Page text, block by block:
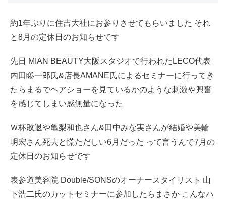
約1年ぶりに住吉大社にお参りさせてもらいました それ
と8月の定休日のお知らせです
先日 MIAN BEAUTY大阪スタジオで行われたLECO代表
内田睠一郎氏&店長AMANE氏によるセミナーに行ってき
たらまるでヘアショーを見ているかのような刺激や興奮
を感じてしまい感無量になった
Ｗ杯敗退や亀梨和也さん&田中みな実さんが結婚や美輪
明宏さん死去と慌ただしい6月だった って言うんで7月の
定休日のお知らせです
表参道美容院 Double/SONSのオーナースタイリスト 山
下浩二氏のカットセミナーに参加したらまさか こんなハ